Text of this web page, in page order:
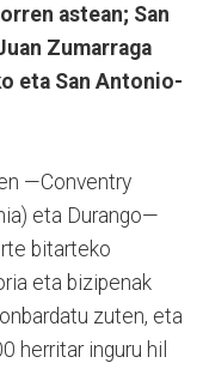
astean; San
Zumarraga
eta San Antonio-
—Conventry
eta Durango—
bitarteko
eta bizipenak
zuten, eta
herritar inguru hil